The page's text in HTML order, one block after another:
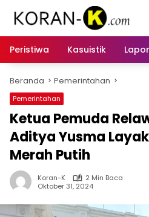
Peristiwa
Kasuistik
Beranda Pemerintahan
Pemerintahan
Ketua Pemuda
Aditya Yusma
Merah Putih
Koran-K
2 Min Baca
Oktober 31, 2024